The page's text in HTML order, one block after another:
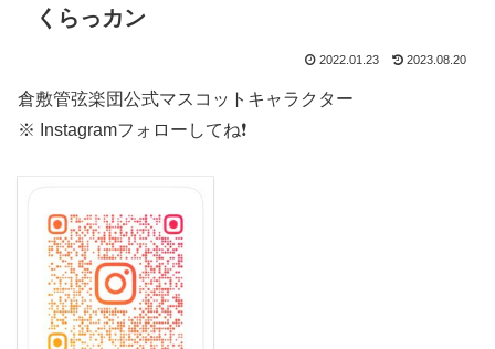
くらっカン
2022.01.23 2023.08.20
倉敷管弦楽団公式マスコットキャラクター
※ Instagramフォローしてね❗️